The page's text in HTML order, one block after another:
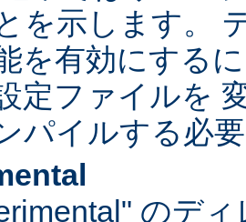
を示します。
を有効にする
定ファイルを
パイルする必
のデ